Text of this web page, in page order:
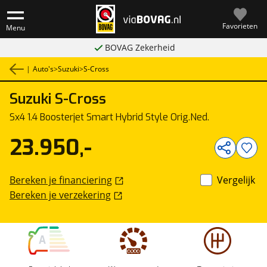
Menu Favorieten
BOVAG Zekerheid
| Auto's>Suzuki>S-Cross
Suzuki S-Cross
Sx4 1.4 Boosterjet Smart Hybrid Style Orig.Ned.
A
23.950,-
Bereken je financiering
Bereken je verzekering
Vergelijk